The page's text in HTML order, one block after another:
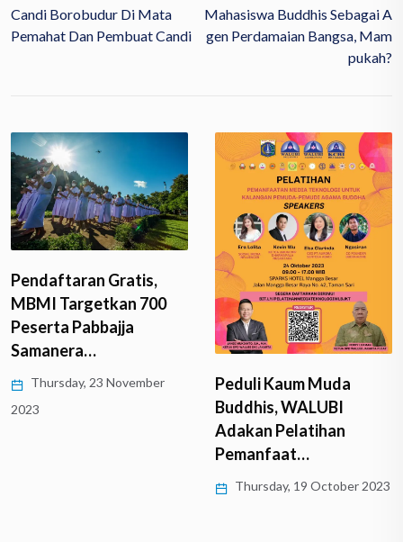
Candi Borobudur Di Mata
Pemahat Dan Pembuat Candi
Mahasiswa Buddhis Sebagai A
Gen Perdamaian Bangsa, Mam
Pukah?
Pendaftaran Gratis,
MBMI Targetkan 700
Peserta Pabbajja
Samanera…
Thursday, 23 November
2023
Peduli Kaum Muda
Buddhis, WALUBI
Adakan Pelatihan
Pemanfaat…
Thursday, 19 October 2023